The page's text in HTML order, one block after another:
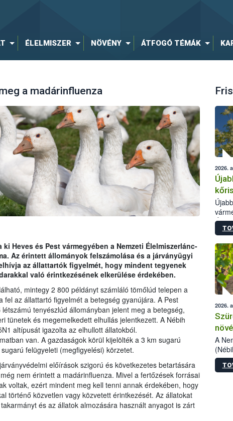
ÉLELMISZER NÖVÉNY ÁTFOGÓ TÉMÁK
a madárinfluenza
Heves és Pest vármegyében a Nemzeti Élelmiszerlánc-
Az érintett állományok felszámolása és a járványügyi
az állattartók figyelmét, hogy mindent tegyenek
való érintkezésének elkerülése érdekében.
mintegy 2 800 példányt számláló tömőlúd telepen a
fel az állattartó figyelmét a betegség gyanújára. A Pest
tenyészlúd állományban jelent meg a betegség,
tünetek és megemelkedett elhullás jelentkezett. A Nébih
altípusát igazolta az elhullott állatokból.
van. A gazdaságok körül kijelölték a 3 km sugarú
felügyeleti (megfigyelési) körzetet.
előírások szigorú és következetes betartására
nem érintett a madárinfluenza. Mivel a fertőzések forrásai
voltak, ezért mindent meg kell tenni annak érdekében, hogy
történő közvetlen vagy közvetett érintkezését. Az állatokat
és az állatok almozására használt anyagot is zárt
2026.
2026.
A